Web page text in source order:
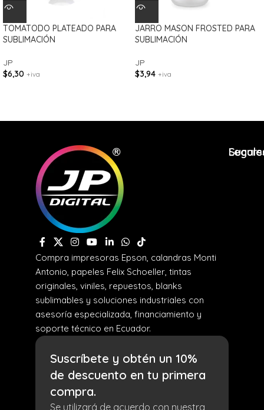
TOMATODO PLATEADO PARA
SUBLIMACIÓN
JP
$6,30 +iva
JARRO MASON FROSTED PARA
SUBLIMACIÓN
JP
$3,94 +iva
Compra impresoras Epson, calandras Monti
Antonio, papeles Felix Schoeller, tintas
originales, viniles, repuestos, blanks
sublimables y soluciones industriales con
asesoría especializada, financiamiento y
soporte técnico en Ecuador.
Suscríbete y obtén un 10%
de descuento en tu primera
compra.
Se utilizará de acuerdo con nuestra